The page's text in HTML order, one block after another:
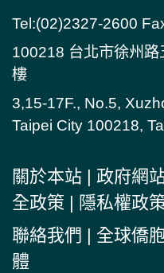
Tel:(02)2327-2600
100218 台北市徐州
樓
3,15-17F., No.5,
Taipei City 100218,
關於本站 政府網
全政策
隱私權政
聯絡我們
全球僑
體